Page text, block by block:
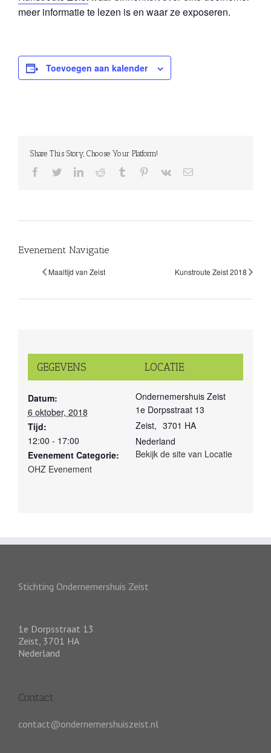
meer informatie te lezen is en waar ze exposeren.
Toevoegen aan kalender
Share This Story, Choose Your Platform!
facebooktwitterlinkedinreddit tumblr pinterest
vk
E-
Evenement Navigatie
Maaltijd van Zeist Kunstroute Zeist 2018
GEGEVENS
Datum:
6 oktober, 2018
Tijd:
12:00 - 17:00
Evenement Categorie:
OHZ Evenement
LOCATIE
Ondernemershuis Zeist
1e Dorpsstraat 13
Zeist, 3701 HA
Nederland
Bekijk de site van Locatie
Stichting Ondernemershuis Zeist
1e Dorpsstraat 13
Zeist, 3701 HA
Nederland
Contact
contact@ondernemershuiszeist.nl